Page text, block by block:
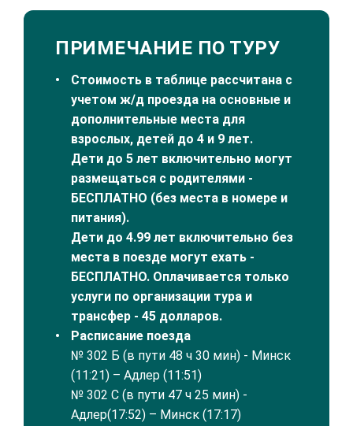
ПРИМЕЧАНИЕ ПО ТУРУ
Стоимость в таблице рассчитана с
учетом ж/д проезда на основные и
дополнительные места для
взрослых, детей до 4 и 9 лет.
Дети до 5 лет включительно могут
размещаться с родителями -
БЕСПЛАТНО (без места в номере и
питания).
Дети до 4.99 лет включительно без
места в поезде могут ехать -
БЕСПЛАТНО. Оплачивается только
услуги по организации тура и
трансфер - 45 долларов.
Расписание поезда
№ 302 Б (в пути 48 ч 30 мин) - Минск
(11:21) – Адлер (11:51)
№ 302 С (в пути 47 ч 25 мин) -
Адлер(17:52) – Минск (17:17)